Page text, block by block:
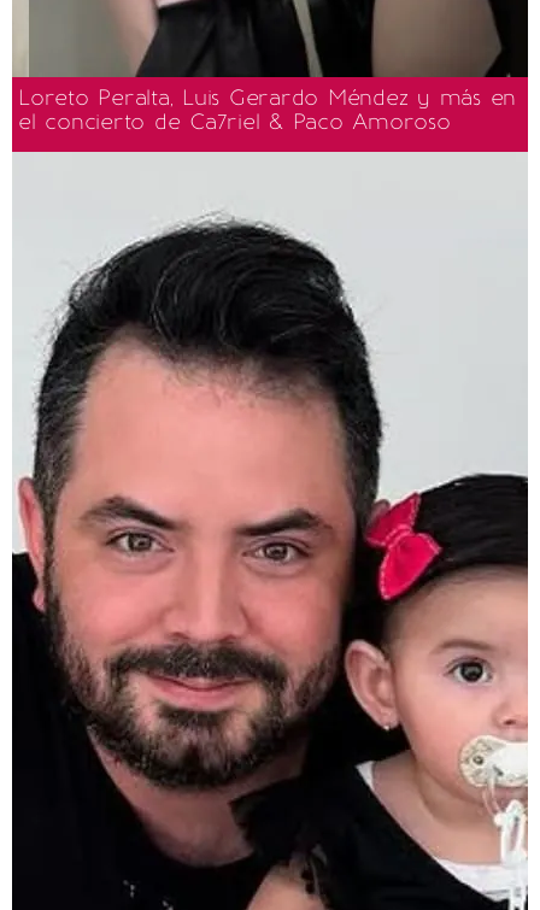
Loreto Peralta, Luis Gerardo Méndez y más en
el concierto de Ca7riel & Paco Amoroso